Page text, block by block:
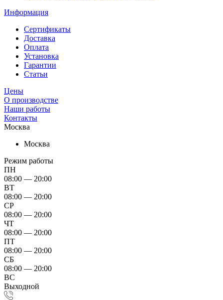
Информация
Сертификаты
Доставка
Оплата
Установка
Гарантии
Статьи
Цены
О производстве
Наши работы
Контакты
Москва
Москва
Режим работы
ПН
08:00 — 20:00
ВТ
08:00 — 20:00
СР
08:00 — 20:00
ЧТ
08:00 — 20:00
ПТ
08:00 — 20:00
СБ
08:00 — 20:00
ВС
Выходной